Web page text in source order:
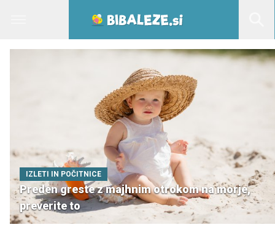
IZLETI IN POČITNICE
Preden greste z majhnim otrokom na morje,
preverite to